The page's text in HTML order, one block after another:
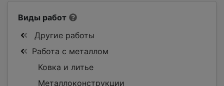
Виды работ
Другие работы
Работа с металлом
Ковка и литье
Металлоконструкции